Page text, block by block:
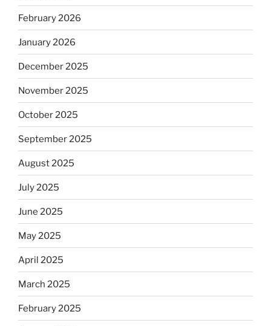
February 2026
January 2026
December 2025
November 2025
October 2025
September 2025
August 2025
July 2025
June 2025
May 2025
April 2025
March 2025
February 2025